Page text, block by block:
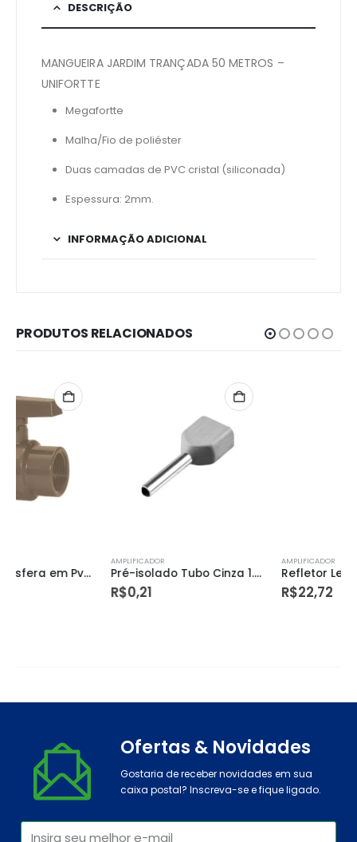
DESCRIÇÃO
MANGUEIRA JARDIM TRANÇADA 50 METROS –
UNIFORTTE
Megafortte
Malha/Fio de poliéster
Duas camadas de PVC cristal (siliconada)
Espessura: 2mm.
INFORMAÇÃO ADICIONAL
PRODUTOS RELACIONADOS
Pré-isolado Tubo Cinza 1.0 a 4.0mm – Germer Refletor Led Slim 10 Watts – 6500k Bivolt – Avant
Ofertas & Novidades
Gostaria de receber novidades em sua
caixa postal? Inscreva-se e fique ligado.